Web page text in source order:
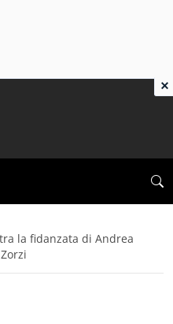
la fidanzata di Andrea
×